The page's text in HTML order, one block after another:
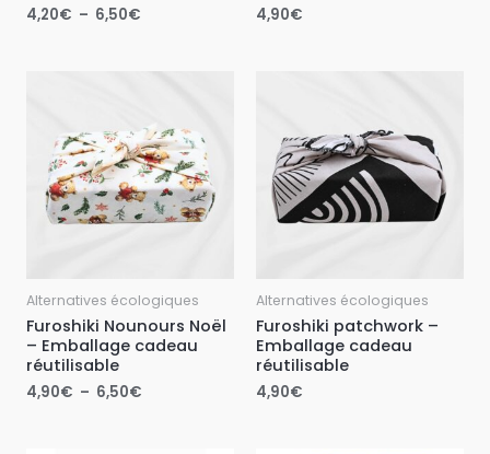
4,20€ – 6,50€ 4,90€
Alternatives écologiques
Furoshiki Nounours Noël
– Emballage cadeau
réutilisable
4,90€ – 6,50€
4,90€
à
6,50€
Alternatives écologiques
Furoshiki patchwork –
Emballage cadeau
réutilisable
4,90€